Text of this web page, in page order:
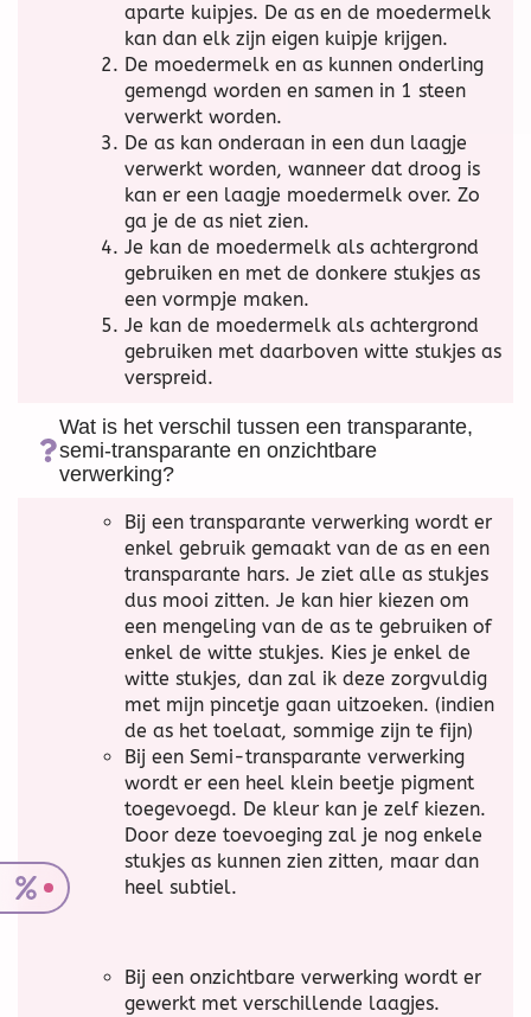
aparte kuipjes. De as en de moedermelk
kan dan elk zijn eigen kuipje krijgen.
De moedermelk en as kunnen onderling
gemengd worden en samen in 1 steen
verwerkt worden.
De as kan onderaan in een dun laagje
verwerkt worden, wanneer dat droog is
kan er een laagje moedermelk over. Zo
ga je de as niet zien.
Je kan de moedermelk als achtergrond
gebruiken en met de donkere stukjes as
een vormpje maken.
Je kan de moedermelk als achtergrond
gebruiken met daarboven witte stukjes as
verspreid.
Wat is het verschil tussen een transparante,
semi-transparante en onzichtbare
verwerking?
Bij een transparante verwerking wordt er
enkel gebruik gemaakt van de as en een
transparante hars. Je ziet alle as stukjes
dus mooi zitten. Je kan hier kiezen om
een mengeling van de as te gebruiken of
enkel de witte stukjes. Kies je enkel de
witte stukjes, dan zal ik deze zorgvuldig
met mijn pincetje gaan uitzoeken. (indien
de as het toelaat, sommige zijn te fijn)
Bij een Semi-transparante verwerking
wordt er een heel klein beetje pigment
toegevoegd. De kleur kan je zelf kiezen.
Door deze toevoeging zal je nog enkele
stukjes as kunnen zien zitten, maar dan
heel subtiel.
Bij een onzichtbare verwerking wordt er
gewerkt met verschillende laagjes.